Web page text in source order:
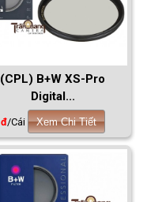
(CPL) B+W XS-Pro
Digital...
đ/Cái Xem Chi Tiết